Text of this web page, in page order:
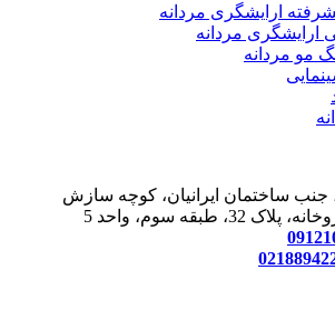
ارایشگری مردانه
ارایشگری مردانه
مو مردانه
جنب ساختمان ایرانیان، کوچه سازش
طبقه سوم، واحد 5